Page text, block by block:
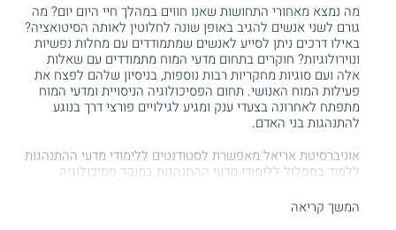
מה נמצא מאחורי התחושות שאנו חווים במהלך חיי היום יום? מה
גורם לשני אנשים להגיב באופן שונה לחלוטין לאותה הסיטואציה?
באילו דרכים ניתן לסייע לאנשים שמתמודדים עם מחלות נפשיות
ונוירולוגיות? חוקרים בתחום מדעי המוח מתמודדים עם שאלות
אלה ועם סוגיות מחקריות רבות נוספות, בניסיון שלהם לפצח את
פעילות המוח האנושי. תחום הפסיכולוגיה הניסויית ומדעי המוח
מתפתח לאחרונה בצעדי ענק ומגיע לגילויים פורצי דרך בנוגע
להתנהגות בני האדם.
אוניברסיטת אריאל מאפשרת לסטודנטים ללימודי מדעי ההתנהגות
ללמוד במסלול ללימודי מדעי ההתנהגות במוקד פסיכולוגיה
ההתנהגותמקבלים ידע רב בתחום הפעילות המוחית של האדם
ובוחנים סוגיות נרחבות בהתנהגות הפרט והקבוצה. הבוגרים יכולים
המשך קריאה